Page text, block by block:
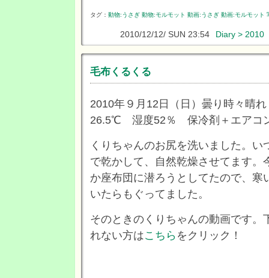
タグ： 動物:うさぎ 動物:モルモット 動画:うさぎ 動画:モルモット
2010/12/12/ SUN 23:54 Diary > 2010
毛布くるくる
2010年９月12日（日）曇り時々
26.5℃ 湿度52％ 保冷剤＋エアコ
くりちゃんのお尻を洗いました。い
で乾かして、自然乾燥させてます。
か座布団に潜ろうとしてたので、寒
いたらもぐってました。
そのときのくりちゃんの動画です。
れない方はこちらをクリック！